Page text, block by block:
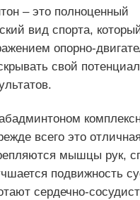
– это полноценный
вид спорта,
опорно-
свой
всего это
мышцы рук,
подвижность
сердечно-